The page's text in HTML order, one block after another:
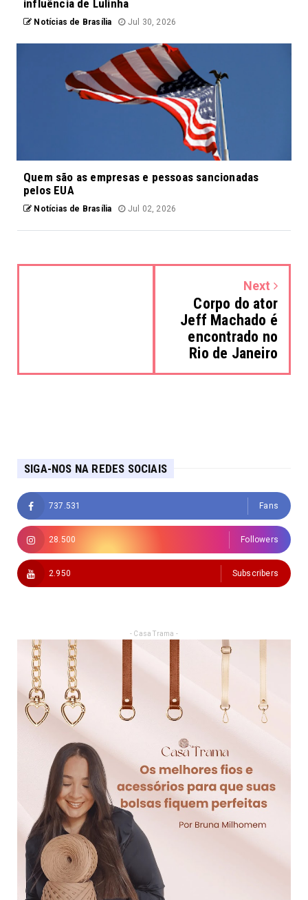
influência de Lulinha
Notícias de Brasília Jul 30, 2026
Quem são as empresas e pessoas sancionadas
pelos EUA
Notícias de Brasília Jul 02, 2026
Next
Corpo do ator
Jeff Machado é
encontrado no
Rio de Janeiro
SIGA-NOS NA REDES SOCIAIS
737.531 Fans
28.500 Followers
2.950 Subscribers
- Casa Trama -